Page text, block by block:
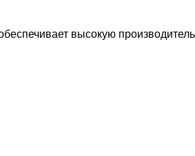
высокую